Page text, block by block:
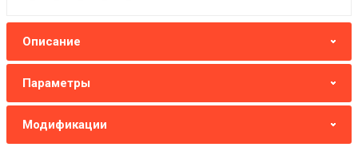
Описание
Параметры
Модификации